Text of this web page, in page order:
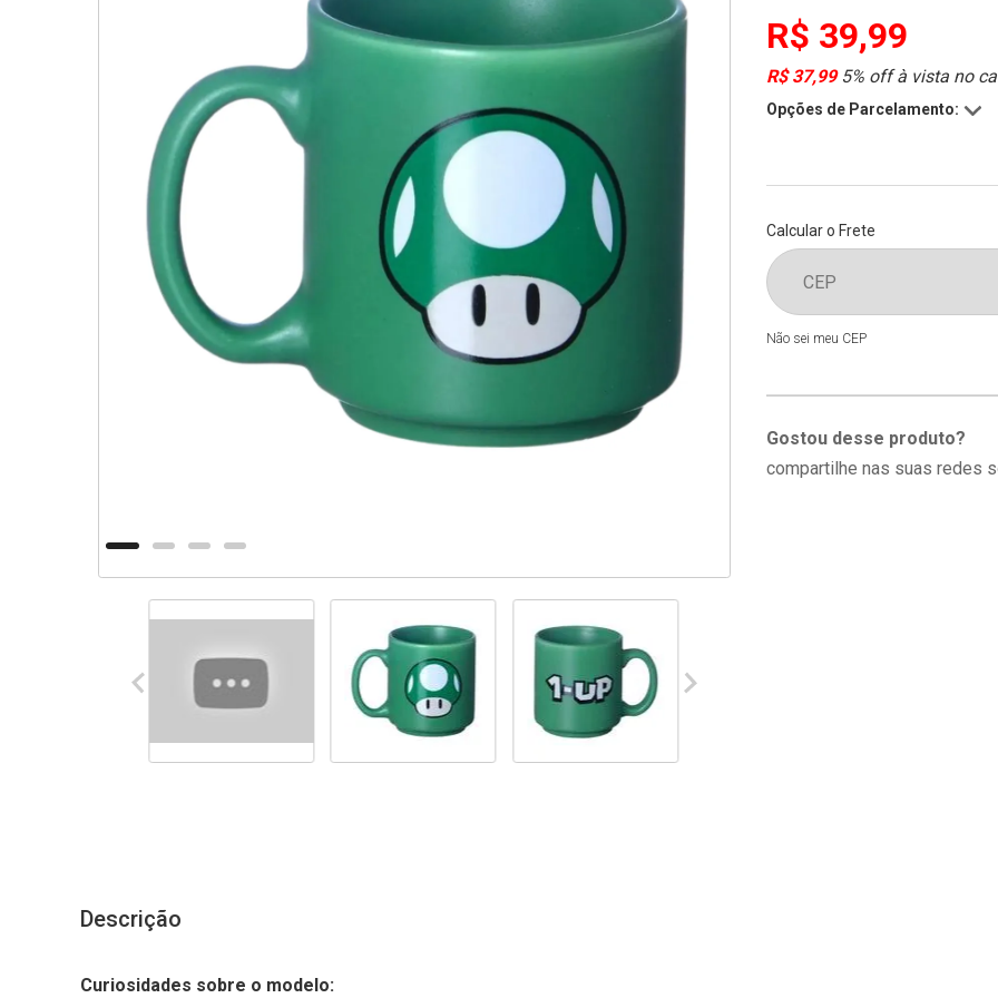
R$ 39,99
R$ 37,995% off à vista no
Opções de Parcelamento:
Calcular o Frete
Não sei meu CEP
Gostou desse produto?
compartilhe nas suas redes
Descrição
Curiosidades sobre o modelo: